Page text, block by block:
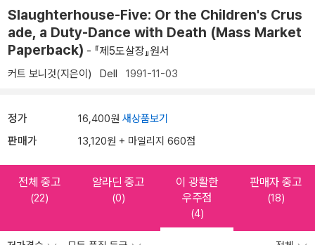
Slaughterhouse-Five: Or the Children's Crus
ade, a Duty-Dance with Death (Mass Market
Paperback) - 『제5도살장』원서
커트 보니것(지은이) Dell 1991-11-03
정가 16,400원 새상품보기
판매가 13,120원 + 마일리지 660점
전체 중고
(22)
알라딘 중고
(0)
이 광활한
우주점
(4)
판매자 중고
(18)